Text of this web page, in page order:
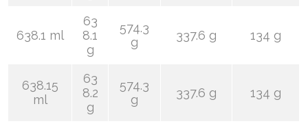
638.1 ml
63
8.1
g
574.3
g
337.6 g 134 g
638.15
ml
63
8.2
g
574.3
g
337.6 g 134 g